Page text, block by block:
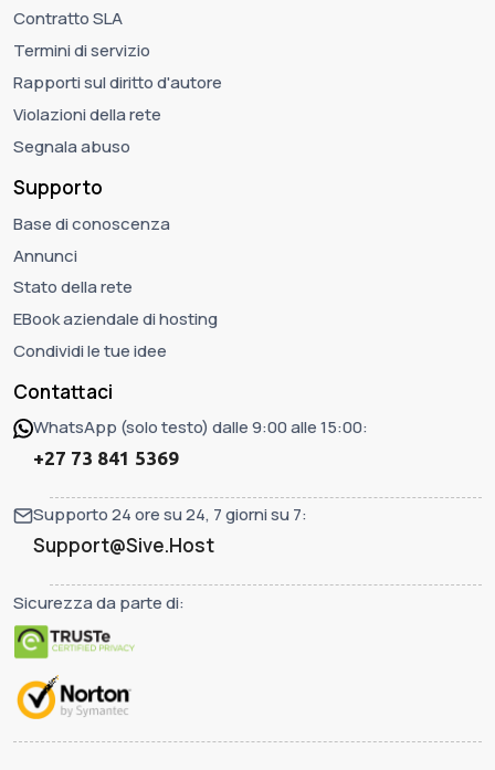
Contratto SLA
Termini di servizio
Rapporti sul diritto d'autore
Violazioni della rete
Segnala abuso
Supporto
Base di conoscenza
Annunci
Stato della rete
EBook aziendale di hosting
Condividi le tue idee
Contattaci
WhatsApp (solo testo) dalle 9:00 alle 15:00:
+27 73 841 5369
Supporto 24 ore su 24, 7 giorni su 7:
Support@Sive.Host
Sicurezza da parte di: